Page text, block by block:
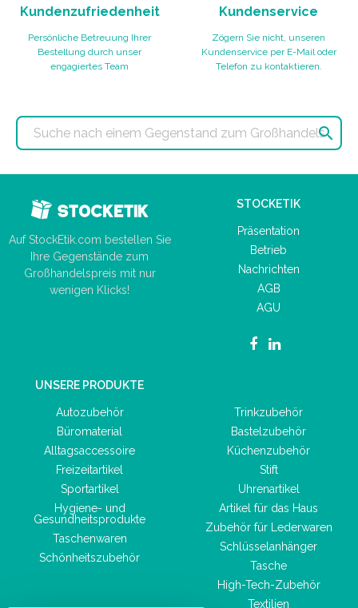
Kundenzufriedenheit
Persönliche Betreuung Ihrer
Bestellung durch unser
engagiertes Team
Kundenservice
Zögern Sie nicht, unseren
Kundenservice per E-Mail oder
Telefon zu kontaktieren.

Auf StockEtik.com bestellen Sie
Ihre Gegenstände zum
Großhandelspreis mit nur
wenigen Klicks!
STOCKETIK
Präsentation
Betrieb
Nachrichten
AGB
AGU
UNSERE PRODUKTE
Autozubehör
Büromaterial
Alltagsaccessoire
Freizeitartikel
Sportartikel
Hygiene- und
Gesundheitsprodukte
Taschenwaren
Schönheitszubehör
Trinkzubehör
Bastelzubehör
Küchenzubehör
Stift
Uhrenartikel
Artikel für das Haus
Zubehör für Lederwaren
Schlüsselanhänger
Tasche
High-Tech-Zubehör
Textilien